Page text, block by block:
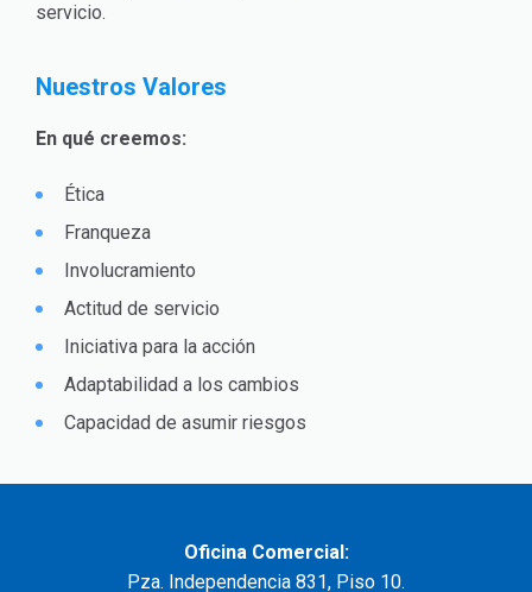
servicio.
Nuestros Valores
En qué creemos:
Ética
Franqueza
Involucramiento
Actitud de servicio
Iniciativa para la acción
Adaptabilidad a los cambios
Capacidad de asumir riesgos
Oficina Comercial:
Pza. Independencia 831, Piso 10.